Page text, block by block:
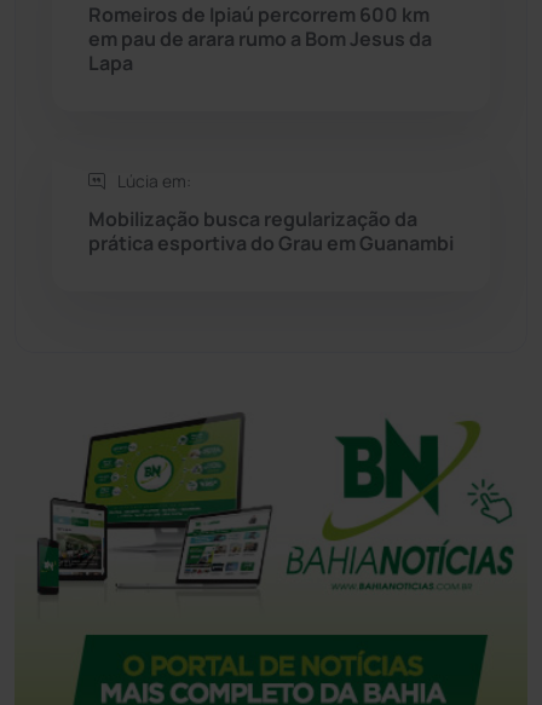
Sudoeste Baiano (1530)
Tecnologia
Romeiros de Ipiaú percorrem 600 km
em pau de arara rumo a Bom Jesus da
Lapa
Lúcia em:
Mobilização busca regularização da
prática esportiva do Grau em Guanambi